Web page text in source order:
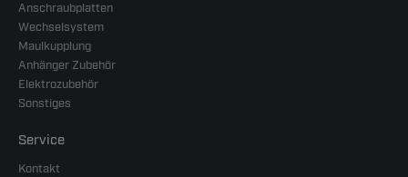
Anschraubplatten
Wechselsystem
Maulkupplung
Anhänger Zubehör
Elektrozubehör
Sonstiges
Service
Kontakt